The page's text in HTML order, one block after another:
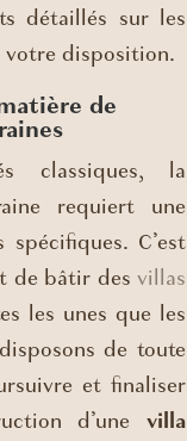
détaillés sur les
votre disposition.
de
classiques, la
requiert une
C’est
de bâtir des villas
les unes que les
de toute
et finaliser
d’une villa